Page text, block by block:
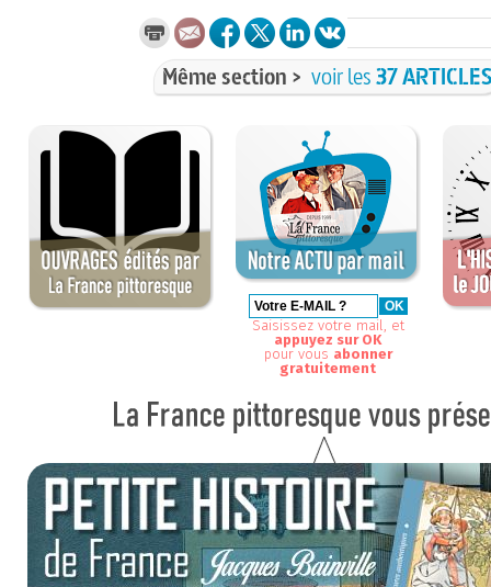
Même section > voir les37
Saisissez votre mail, et
appuyez sur OK
pour vous abonner
gratuitement